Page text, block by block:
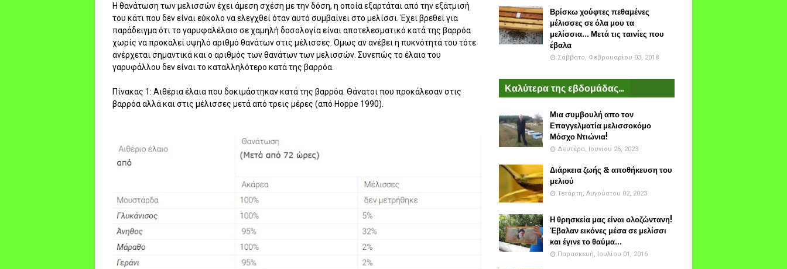
Η θανάτωση των μελισσών έχει άμεση σχέση με την δόση, η οποία εξαρτάται από την εξάτμισή
του κάτι που δεν είναι εύκολο να ελεγχθεί όταν αυτό συμβαίνει στο μελίσσι. Έχει βρεθεί για
παράδειγμα ότι το γαρυφαλέλαιο σε χαμηλή δοσολογία είναι αποτελεσματικό κατά της βαρρόα
χωρίς να προκαλεί υψηλό αριθμό θανάτων στις μέλισσες. Όμως αν ανέβει η πυκνότητά του τότε
ανέρχεται σημαντικά και ο αριθμός των θανάτων των μελισσών. Συνεπώς το έλαιο του
γαρυφάλλου δεν είναι το καταλληλότερο κατά της βαρρόα.
Πίνακας 1: Αιθέρια έλαια που δοκιμάστηκαν κατά της βαρρόα. Θάνατοι που προκάλεσαν στις
βαρρόα αλλά και στις μέλισσες μετά από τρεις μέρες (από Hoppe 1990).
Βρίσκω χούφτες πεθαμένες
μέλισσες σε όλα μου τα
μελίσσια... Μετά τις ταινίες που
έβαλα
Σάββατο, Φεβρουαρίου 03, 2018
Καλύτερα της εβδομάδας...
Μια συμβουλή απο τον
Επαγγελματία μελισσοκόμο
Μόσχο Ντιώνια!
Δευτέρα, Ιουνίου 26, 2023
Διάρκεια ζωής & αποθήκευση του
μελιού
Τετάρτη, Αυγούστου 02, 2023
Η θρησκεία μας είναι ολοζώντανη!
Έβαλαν εικόνες μέσα σε μελίσσι
και έγινε το θαύμα...
Παρασκευή, Ιουλίου 01, 2016